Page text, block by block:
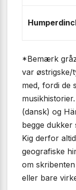
*Bemærk
var østrigske/
med, fordi de
(dansk) og
begge dukker
Kig derfor
geografiske
om
eller bare